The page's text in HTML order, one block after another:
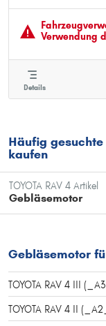
Pol-Anzahl: 2
Links-/Rechtslenker:
Ergänzungsartikel/
Verwendung
Details
Häufig gesuchte
kaufen
TOYOTA RAV 4 Artikel
Gebläsemotor
Gebläsemotor
TOYOTA RAV 4 III
TOYOTA RAV 4 II